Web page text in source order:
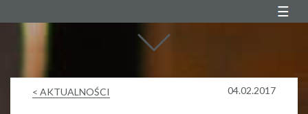
< AKTUALNOŚCI 04.02.2017